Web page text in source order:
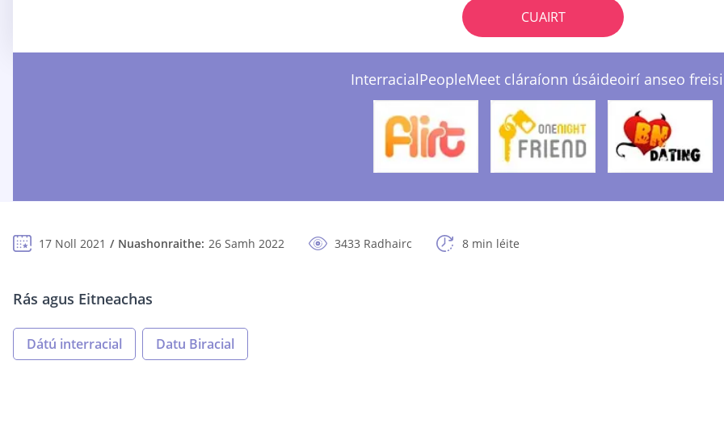
CUAIRT
InterracialPeopleMeet cláraíonn úsáideoirí anseo
17 Noll 2021 Nuashonraithe: 26 Samh 2022 3433 Radhairc 8 min léite
Rás agus Eitneachas
Dátú interracial Datu Biracial